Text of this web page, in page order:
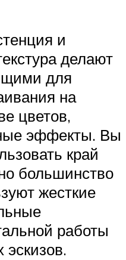
и
делают
для
на
цветов,
эффекты. Вы
край
большинство
жесткие
работы